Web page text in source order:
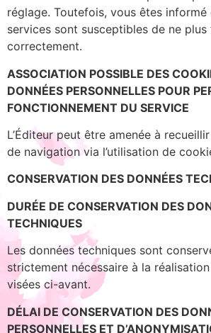
réglage. Toutefois, vous êtes
services sont susceptibles de ne
correctement.
ASSOCIATION POSSIBLE DES
DONNÉES PERSONNELLES POUR
FONCTIONNEMENT DU SERVICE
L’Éditeur peut être amenée à
de navigation via l’utilisation de
CONSERVATION DES DONNÉES
DURÉE DE CONSERVATION DES
TECHNIQUES
Les données techniques sont
strictement nécessaire à la
visées ci-avant.
DÉLAI DE CONSERVATION DES
PERSONNELLES ET